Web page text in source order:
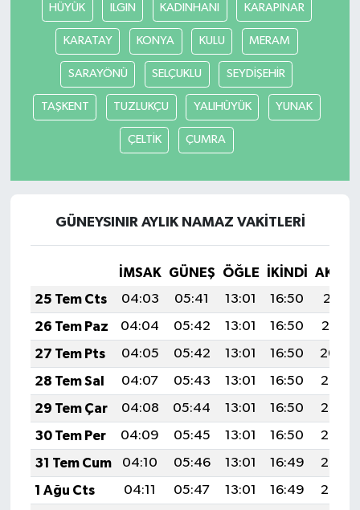
HÜYÜK ILGIN KADINHANI KARAPINAR
KARATAY KONYA KULU MERAM
SARAYÖNÜ SELÇUKLU SEYDİŞEHİR
TAŞKENT TUZLUKÇU YALIHÜYÜK YUNAK
ÇELTİK ÇUMRA
GÜNEYSINIR AYLIK NAMAZ VAKITLERI
İMSAK GÜNEŞ ÖĞLE İKINDI
25 Tem Cts
04:03 05:41 13:01 16:50
20:11
26 Tem Paz
04:04 05:42 13:01 16:50
20:10
27 Tem Pts
04:05 05:42 13:01 16:50
20:09
28 Tem Sal
04:07 05:43 13:01 16:50
20:08
29 Tem Çar
04:08 05:44 13:01 16:50
20:07
30 Tem Per
04:09 05:45 13:01 16:50
20:06
31 Tem Cum
04:10 05:46 13:01 16:49
20:05
1 Ağu Cts
04:11 05:47 13:01 16:49
20:05